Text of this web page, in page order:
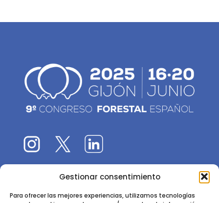
Gestionar consentimiento
Para ofrecer las mejores experiencias, utilizamos tecnologías
El 9CFE es una actividad promovida por laSociedad